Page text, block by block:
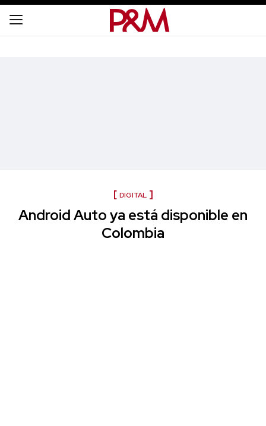
DIGITAL
Android Auto ya está disponible en
Colombia